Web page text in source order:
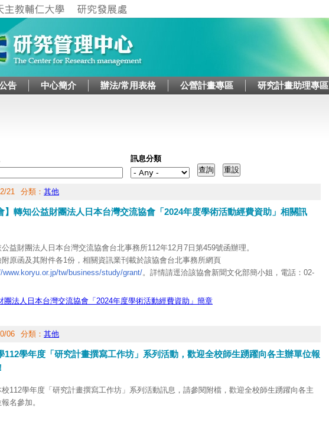
告 中心簡介 辦法/常用表格 公營計畫專區 研究計畫助理專區
訊息分類
21 分類： 其他
】轉知公益財團法人日本台灣交流協會「2024年度學術活動經費資助」相關訊
益財團法人日本台灣交流協會台北事務所112年12月7日第459號函辦理。
附原函及其附件各1份，相關資訊業刊載於該協會台北事務所網頁
www.koryu.or.jp/tw/business/study/grant/。詳情請逕洽該協會新聞文化部簡小姐，電話：02-
分機2413。
團法人日本台灣交流協會「2024年度學術活動經費資助」簡章
06 分類： 其他
112學年度「研究計畫撰寫工作坊」系列活動，歡迎全校師生踴躍向各主辦單位報
112學年度「研究計畫撰寫工作坊」系列活動訊息，請參閱附檔，歡迎全校師生踴躍向各主
名參加。
邀請國立陽明交通大學周倩副校長/倫理長蒞臨專題演講，主題為「遵守學術倫理．勇敢做創